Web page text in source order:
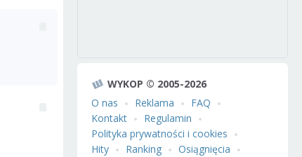
WYKOP © 2005-2026
O nas
Reklama
FAQ
Kontakt
Regulamin
Polityka prywatności i cookies
Hity
Ranking
Osiągnięcia